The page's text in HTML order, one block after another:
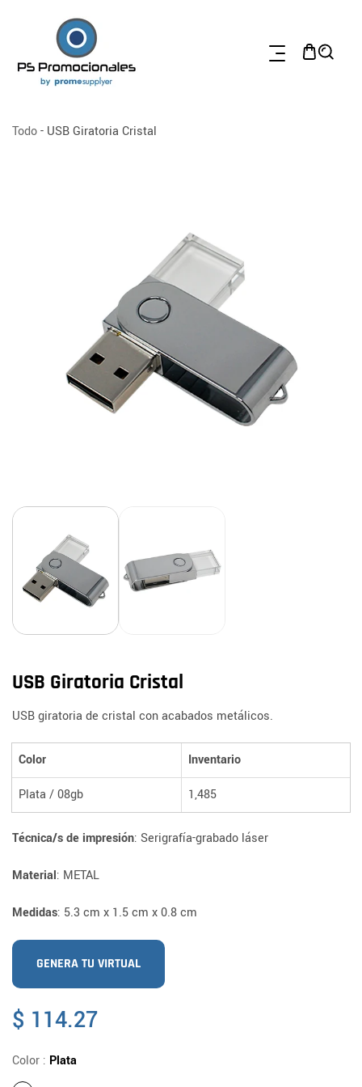
AL CONTENIDO
Todo- USB Giratoria Cristal
USB Giratoria Cristal
USB giratoria de cristal con acabados metálicos.
Color Inventario
Plata / 08gb 1,485
Técnica/s de impresión: Serigrafía-grabado láser
Material: METAL
Medidas: 5.3 cm x 1.5 cm x 0.8 cm
GENERA TU VIRTUAL
Precio
habitual
$ 114.27
Color : Plata